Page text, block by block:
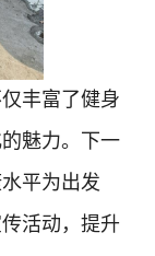
丰富了健身
魅力。下一
平为出发
活动， 提升